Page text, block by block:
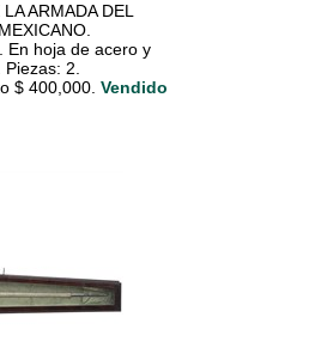
ARMADA DEL
En hoja de acero y
2.
$ 400,000. Vendido